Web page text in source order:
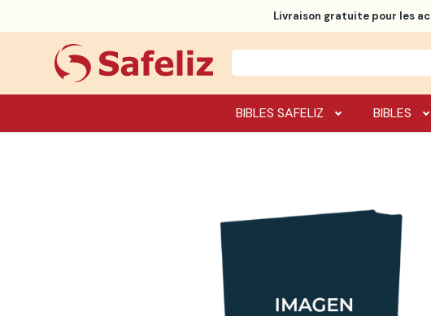
Livraison gratuitepour les
BIBLES SAFELIZ BIBLES